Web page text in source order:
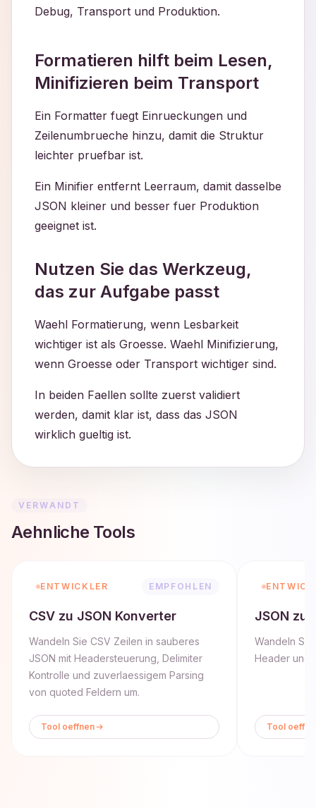
Debug, Transport und Produktion.
Formatieren hilft beim Lesen,
Minifizieren beim Transport
Ein Formatter fuegt Einrueckungen und
Zeilenumbrueche hinzu, damit die Struktur
leichter pruefbar ist.
Ein Minifier entfernt Leerraum, damit dasselbe
JSON kleiner und besser fuer Produktion
geeignet ist.
Nutzen Sie das Werkzeug,
das zur Aufgabe passt
Waehl Formatierung, wenn Lesbarkeit
wichtiger ist als Groesse. Waehl Minifizierung,
wenn Groesse oder Transport wichtiger sind.
In beiden Faellen sollte zuerst validiert
werden, damit klar ist, dass das JSON
wirklich gueltig ist.
VERWANDT
Aehnliche Tools
ENTWICKLER EMPFOHLEN
CSV zu JSON Konverter
Wandeln Sie CSV Zeilen in sauberes
JSON mit Headersteuerung, Delimiter
Kontrolle und zuverlaessigem Parsing
von quoted Feldern um.
Tool oeffnen
JSON zu
Wandeln Sie
Header und
Tool